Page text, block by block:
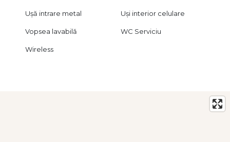
Ușă intrare metal Uși interior celulare
Vopsea lavabilă WC Serviciu
Wireless